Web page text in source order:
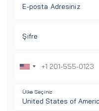
E-posta Adresiniz
Şifre
Ülke Seçiniz